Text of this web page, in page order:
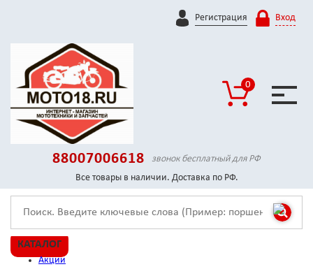
Регистрация Вход
0
88007006618
звонок бесплатный для РФ
Все товары в наличии. Доставка по РФ.
КАТАЛОГ
Акции